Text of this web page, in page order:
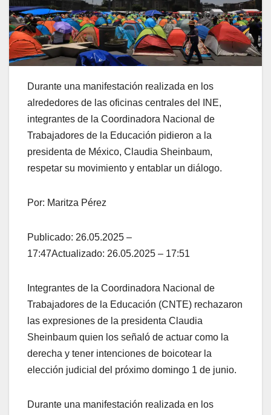
Durante una manifestación realizada en los
alrededores de las oficinas centrales del INE,
integrantes de la Coordinadora Nacional de
Trabajadores de la Educación pidieron a la
presidenta de México, Claudia Sheinbaum,
respetar su movimiento y entablar un diálogo.
Por: Maritza Pérez
Publicado: 26.05.2025 –
17:47Actualizado: 26.05.2025 – 17:51
Integrantes de la Coordinadora Nacional de
Trabajadores de la Educación (CNTE) rechazaron
las expresiones de la presidenta Claudia
Sheinbaum quien los señaló de actuar como la
derecha y tener intenciones de boicotear la
elección judicial del próximo domingo 1 de junio.
Durante una manifestación realizada en los